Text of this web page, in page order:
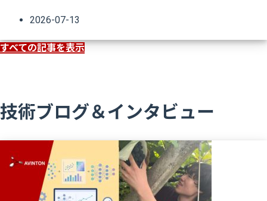
2026-07-13
すべての記事を表示
技術ブログ＆インタビュー